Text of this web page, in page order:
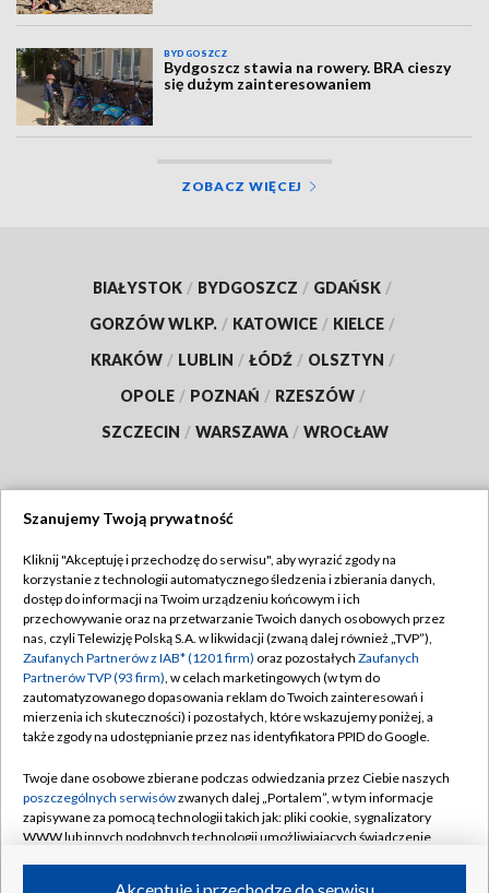
BYDGOSZCZ
Bydgoszcz stawia na rowery. BRA cieszy
się dużym zainteresowaniem
ZOBACZ WIĘCEJ
BIAŁYSTOK / BYDGOSZCZ / GDAŃSK /
GORZÓW WLKP. / KATOWICE / KIELCE /
KRAKÓW / LUBLIN / ŁÓDŹ / OLSZTYN /
OPOLE / POZNAŃ / RZESZÓW /
SZCZECIN / WARSZAWA / WROCŁAW
TVP
Abonament TVP
Emisja w TVP
Centrum informacji TVP
Naziemna Telewizja Cyfrowa
Rada Programowa
System NOS
Informacje o nadawcy
Regulamin TVP
Polityka prywatności
Moje zgody
Pomoc
Kontakt
Kanały
Szanujemy Twoją prywatność
Kliknij "Akceptuję i przechodzę do serwisu", aby wyrazić zgody na
korzystanie z technologii automatycznego śledzenia i zbierania danych,
dostęp do informacji na Twoim urządzeniu końcowym i ich
przechowywanie oraz na przetwarzanie Twoich danych osobowych przez
nas, czyli Telewizję Polską S.A. w likwidacji (zwaną dalej również „TVP”),
Zaufanych Partnerów z IAB* (1201 firm) oraz pozostałych Zaufanych
Partnerów TVP (93 firm), w celach marketingowych (w tym do
zautomatyzowanego dopasowania reklam do Twoich zainteresowań i
mierzenia ich skuteczności) i pozostałych, które wskazujemy poniżej, a
także zgody na udostępnianie przez nas identyfikatora PPID do Google.
Twoje dane osobowe zbierane podczas odwiedzania przez Ciebie naszych
poszczególnych serwisówzwanych dalej „Portalem”, w tym informacje
zapisywane za pomocą technologii takich jak: pliki cookie, sygnalizatory
WWW lub innych podobnych technologii umożliwiających świadczenie